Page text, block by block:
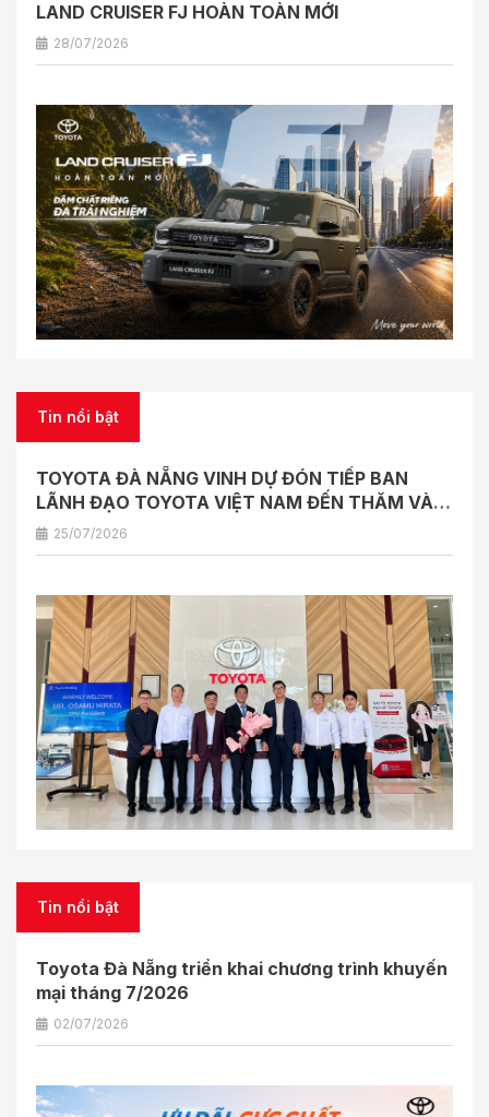
LAND CRUISER FJ HOÀN TOÀN MỚI
28/07/2026
Tin nổi bật
TOYOTA ĐÀ NẴNG VINH DỰ ĐÓN TIẾP BAN
LÃNH ĐẠO TOYOTA VIỆT NAM ĐẾN THĂM VÀ
LÀM VIỆC
25/07/2026
Tin nổi bật
Toyota Đà Nẵng triển khai chương trình khuyến
mại tháng 7/2026
02/07/2026